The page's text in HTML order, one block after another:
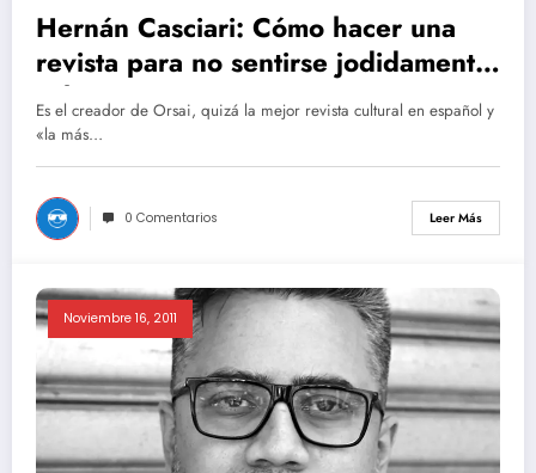
Hernán Casciari: Cómo hacer una
revista para no sentirse jodidamente
solo
Es el creador de Orsai, quizá la mejor revista cultural en español y
«la más…
0 Comentarios Leer Más
Noviembre 16, 2011